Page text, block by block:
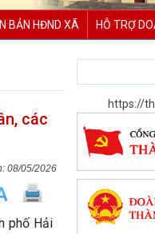
BẢN HĐND XÃ HỖ TRỢ
các
08/05/2026
phố Hải
https://